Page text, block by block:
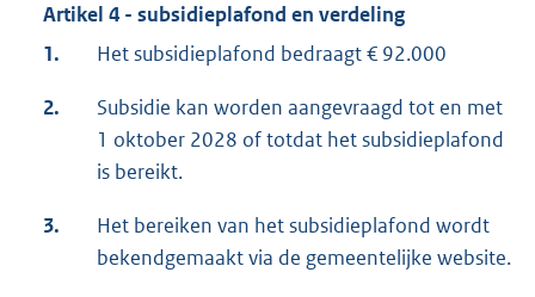
Artikel 4 - subsidieplafond en verdeling
1.
Het subsidieplafond bedraagt € 92.000
2.
Subsidie kan worden aangevraagd tot en met
1 oktober 2028 of totdat het subsidieplafond
is bereikt.
3.
Het bereiken van het subsidieplafond wordt
bekendgemaakt via de gemeentelijke website.